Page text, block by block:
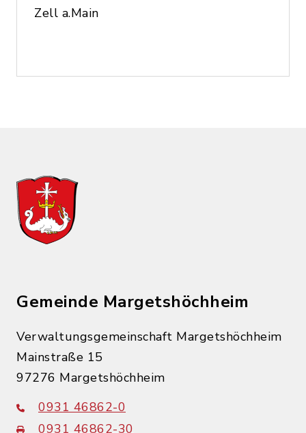
Zell a.Main
Gemeinde Margetshöchheim
Verwaltungsgemeinschaft Margetshöchheim
Mainstraße 15
97276 Margetshöchheim
0931 46862-0
0931 46862-30